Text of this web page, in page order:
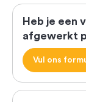
Heb je een
afgewerkt
Vul ons